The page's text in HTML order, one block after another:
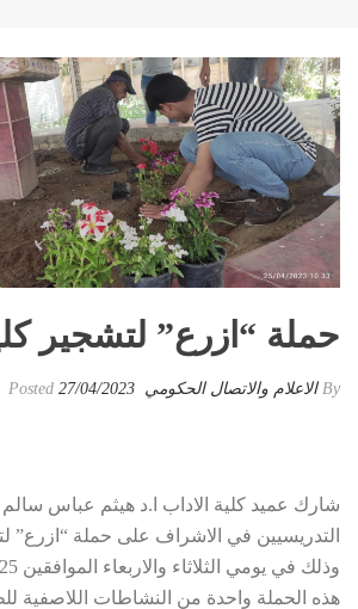
حملة “ازرع” لتشجير
By الاعلام والاتصال الحكومي 27/04/2023
شارك عميد كلية الاداب ا.د هيثم عباس
التدريسيين في الاشراف على حملة “ازرع”
هذه الحملة واحدة من النشاطات اللاصفية